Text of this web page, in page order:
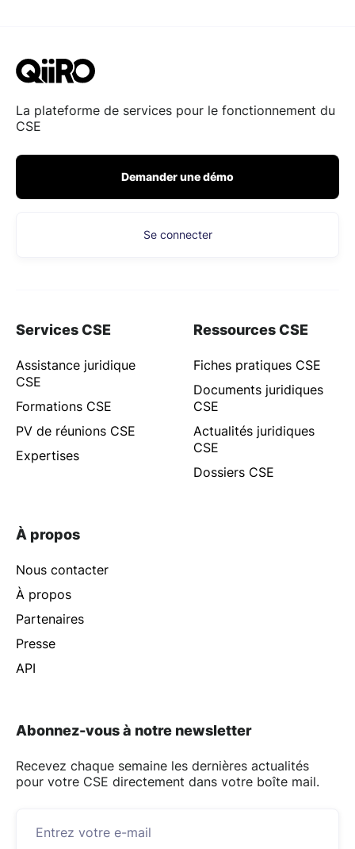
La plateforme de services pour le fonctionnement du
CSE
Demander une démo
Se connecter
Services CSE
Assistance juridique
CSE
Formations CSE
PV de réunions CSE
Expertises
Ressources CSE
Fiches pratiques CSE
Documents juridiques
CSE
Actualités juridiques
CSE
Dossiers CSE
À propos
Nous contacter
À propos
Partenaires
Presse
API
Abonnez-vous à notre newsletter
Recevez chaque semaine les dernières actualités
pour votre CSE directement dans votre boîte mail.